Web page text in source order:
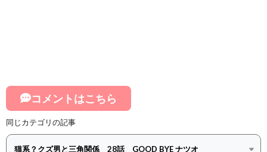
コメントはこちら
同じカテゴリの記事